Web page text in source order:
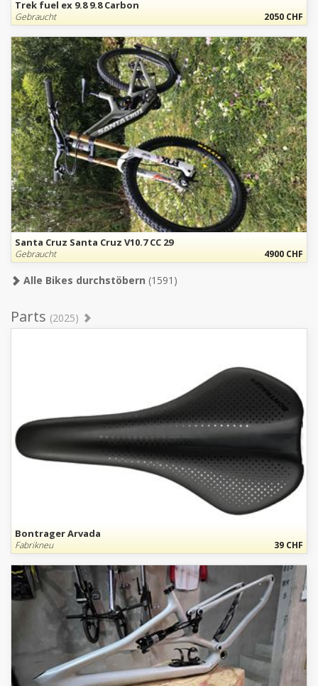
Trek fuel ex 9.8 9.8 Carbon
Gebraucht 2050 CHF
Santa Cruz Santa Cruz V10.7 CC 29
Gebraucht 4900 CHF
Alle Bikes durchstöbern (1591)
Parts (2025)
Bontrager Arvada
Fabrikneu 39 CHF